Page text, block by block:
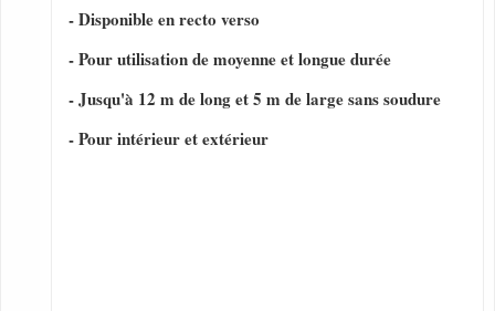
- Disponible en recto verso
- Pour utilisation de moyenne et longue durée
- Jusqu'à 12 m de long et 5 m de large sans soudure
- Pour intérieur et extérieur